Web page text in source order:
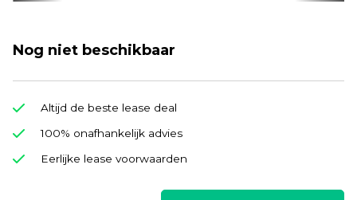
Nog niet beschikbaar
Altijd de beste lease deal
100% onafhankelijk advies
Eerlijke lease voorwaarden